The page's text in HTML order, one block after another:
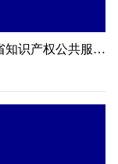
海南省知识产权局关于公布2026年海南省知识产权公共服务信息检索分析技能大赛获奖名单的通知